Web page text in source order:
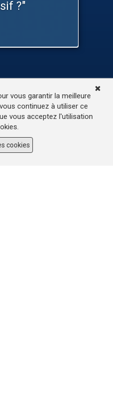
?"
de ce site
: Dew production – Tous
Lokidor
vous garantir la meilleure
continuez à utiliser ce
vous acceptez l'utilisation
cookies